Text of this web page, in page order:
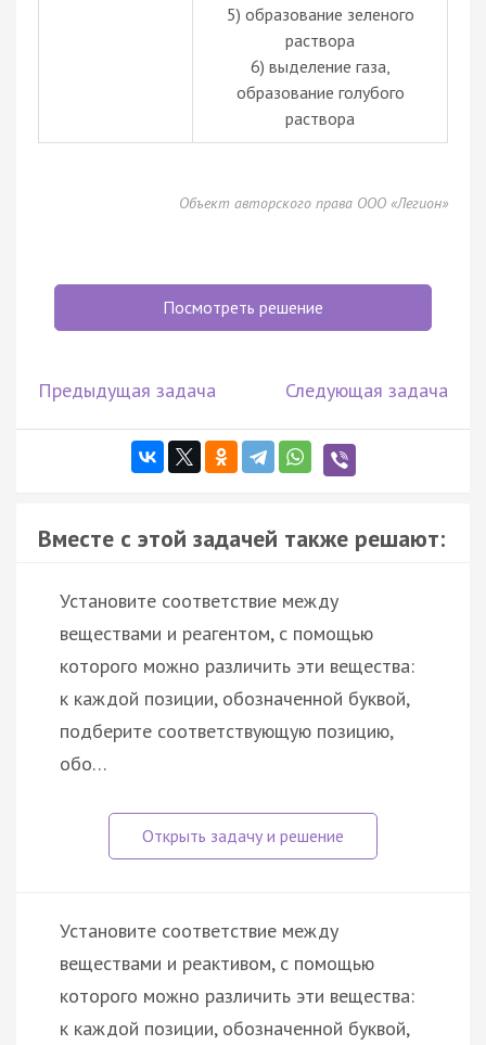
5) образование зеленого
раствора
6) выделение газа,
образование голубого
раствора
Объект авторского права ООО «Легион»
Посмотреть решение
Предыдущая задача Следующая задача
Вместе с этой задачей также решают:
Установите соответствие между
веществами и реагентом, c помощью
которого можно различить эти вещества:
к каждой позиции, обозначенной буквой,
подберите соответствующую позицию,
обо…
Установите соответствие между
веществами и реактивом, с помощью
которого можно различить эти вещества:
к каждой позиции, обозначенной буквой,